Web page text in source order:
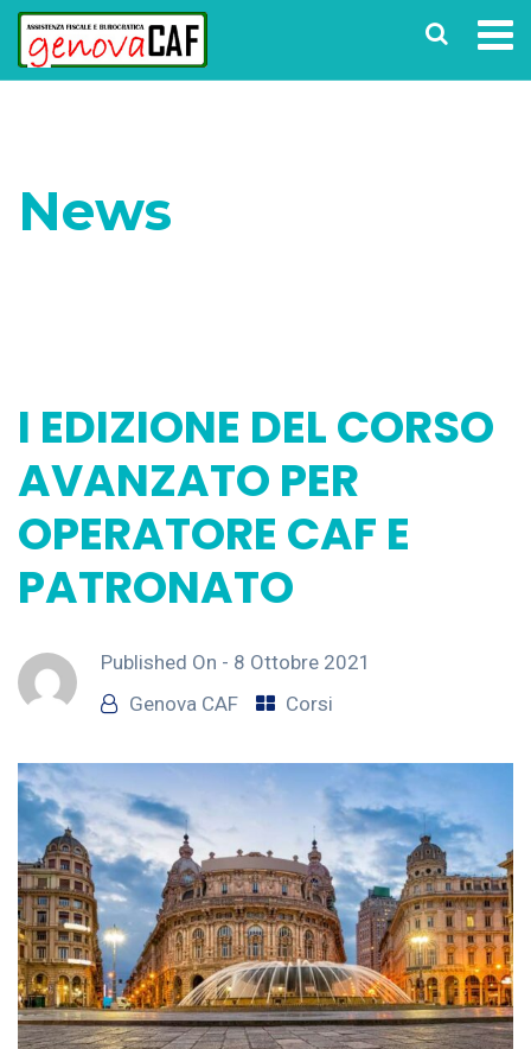
News
I EDIZIONE DEL CORSO
AVANZATO PER
OPERATORE CAF E
PATRONATO
Published On - 8 Ottobre 2021
Genova CAF
Corsi